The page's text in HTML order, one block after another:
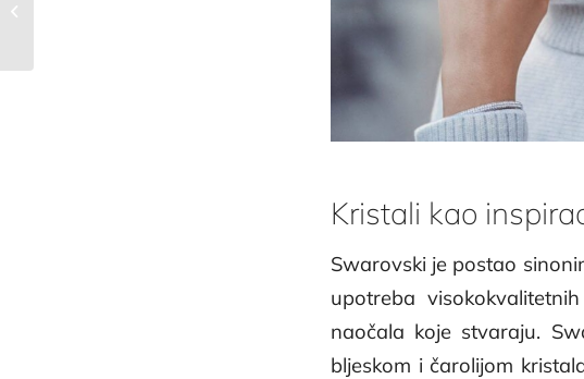
Kristali kao
Swarovski je postao
upotreba
naočala koje stvaraju.
bljeskom i čarolijom